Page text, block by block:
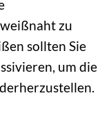
zu
sollten Sie
um die